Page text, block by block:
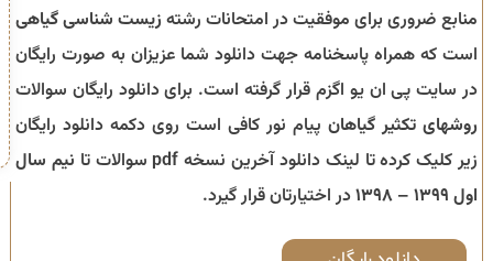
منابع ضروری برای موفقیت در امتحانات رشته زیست شناسی گیاهی
است که همراه پاسخنامه جهت دانلود شما عزیزان به صورت رایگان
در سایت پی ان یو اگزم قرار گرفته است. برای دانلود رایگان سوالات
روشهای تکثیر گیاهان پیام نور کافی است روی دکمه دانلود رایگان
زیر کلیک کرده تا لینک دانلود آخرین نسخه pdf سوالات تا
نیم سال
اول ۱۳۹۹ – ۱۳۹۸
در اختیارتان قرار گیرد.